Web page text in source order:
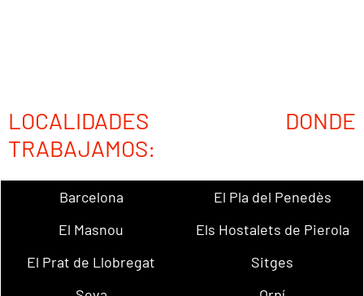
LOCALIDADES DONDE
TRABAJAMOS:
Barcelona
El Pla del Penedès
El Masnou
Els Hostalets de Pierola
El Prat de Llobregat
Sitges